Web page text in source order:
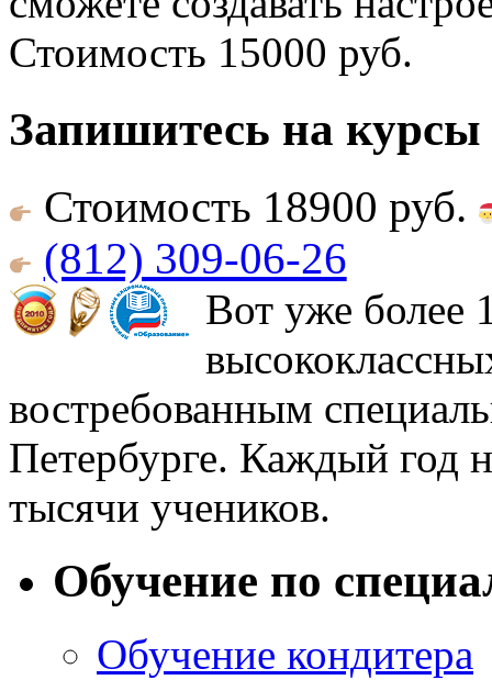
Стоимость 15000 руб.
Запишитесь на курсы
Стоимость 18900 руб.
(812) 309-06-26
Вот уже более
востребованным
Петербурге. Каждый год
тысячи учеников.
Обучение по
Обучение кондитера